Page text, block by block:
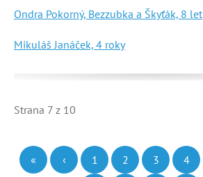
Ondra Pokorný, Bezzubka a Škyťák, 8 let
Mikuláš Janáček, 4 roky
Strana 7 z 10
« ‹ 1 2 3 4